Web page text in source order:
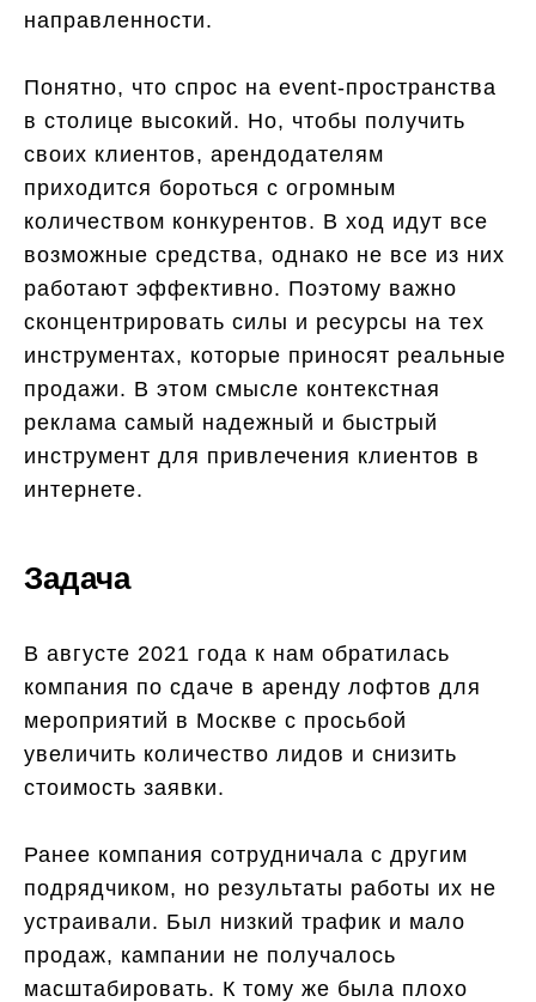
направленности.
Понятно, что спрос на event-пространства
в столице высокий. Но, чтобы получить
своих клиентов, арендодателям
приходится бороться с огромным
количеством конкурентов. В ход идут все
возможные средства, однако не все из них
работают эффективно. Поэтому важно
сконцентрировать силы и ресурсы на тех
инструментах, которые приносят реальные
продажи. В этом смысле контекстная
реклама самый надежный и быстрый
инструмент для привлечения клиентов в
интернете.
Задача
В августе 2021 года к нам обратилась
компания по сдаче в аренду лофтов для
мероприятий в Москве с просьбой
увеличить количество лидов и снизить
стоимость заявки.
Ранее компания сотрудничала с другим
подрядчиком, но результаты работы их не
устраивали. Был низкий трафик и мало
продаж, кампании не получалось
масштабировать. К тому же была плохо